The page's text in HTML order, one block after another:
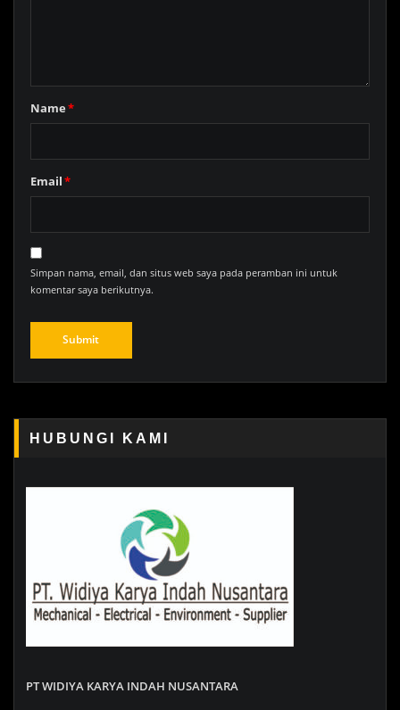
Name*
Email*
Simpan nama, email, dan situs web saya pada peramban ini untuk
komentar saya berikutnya.
HUBUNGI KAMI
PT WIDIYA KARYA INDAH NUSANTARA